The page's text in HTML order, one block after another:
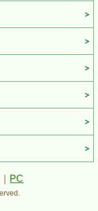
PC